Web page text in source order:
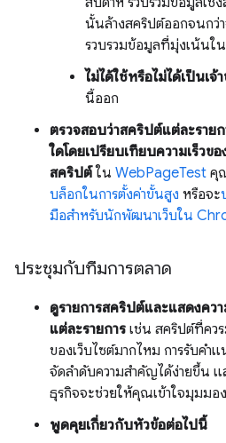
นั้นล้างสคริปต์ออกจนกว่า
รวบรวมข้อมูลที่มุ่งเน้นใ
ไม่ได้ใช้หรือไม่ได้เป็นเจ้
นี้ออก
ตรวจสอบว่าสคริปต์แต่ละราย
ใดโดยเปรียบเทียบความเร็วข
สคริปต์ใน WebPageTest คุ
บล็อกในการตั้งค่าขั้นสูง หรือจะ
มือสำหรับนักพัฒนาเว็บใน
ประชุมกับทีมการตลาด
ดูรายการสคริปต์และแสดงคว
แต่ละรายการ เช่น สคริปต์ที่คว
ของเว็บไซต์มากไหม การรับคํา
จัดลําดับความสําคัญได้ง่ายขึ้น
ธุรกิจจะช่วยให้คุณเข้าใจมุมมอ
พูดคุยเกี่ยวกับหัวข้อต่อไปนี้